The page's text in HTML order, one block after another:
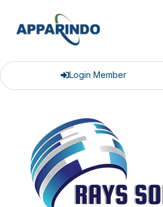
Login Member